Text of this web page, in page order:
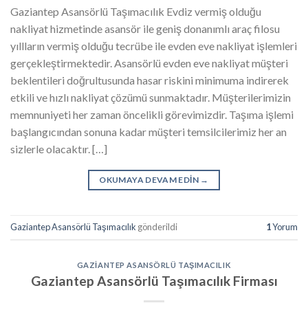
Gaziantep Asansörlü Taşımacılık Evdiz vermiş olduğu
nakliyat hizmetinde asansör ile geniş donanımlı araç filosu
yıllların vermiş olduğu tecrübe ile evden eve nakliyat işlemleri
gerçekleştirmektedir. Asansörlü evden eve nakliyat müşteri
beklentileri doğrultusunda hasar riskini minimuma indirerek
etkili ve hızlı nakliyat çözümü sunmaktadır. Müşterilerimizin
memnuniyeti her zaman öncelikli görevimizdir. Taşıma işlemi
başlangıcından sonuna kadar müşteri temsilcilerimiz her an
sizlerle olacaktır. […]
OKUMAYA DEVAM EDIN →
Gaziantep Asansörlü Taşımacılık gönderildi 1Yorum
GAZIANTEP ASANSÖRLÜ TAŞIMACILIK
Gaziantep Asansörlü Taşımacılık Firması